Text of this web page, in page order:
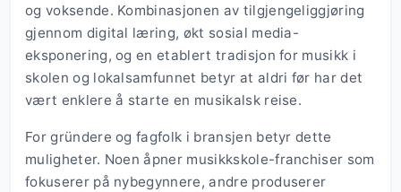
og voksende. Kombinasjonen av tilgjengeliggjøring
gjennom digital læring, økt sosial media-
eksponering, og en etablert tradisjon for musikk i
skolen og lokalsamfunnet betyr at aldri før har det
vært enklere å starte en musikalsk reise.
For gründere og fagfolk i bransjen betyr dette
muligheter. Noen åpner musikkskole-franchiser som
fokuserer på nybegynnere, andre produserer